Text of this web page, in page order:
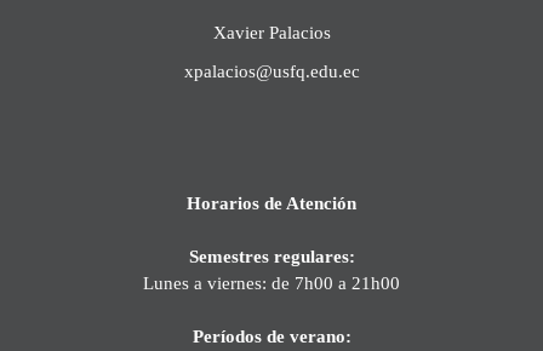
Xavier Palacios
xpalacios@usfq.edu.ec
Horarios de Atención
Semestres regulares:
Lunes a viernes: de 7h00 a 21h00
Períodos de verano: